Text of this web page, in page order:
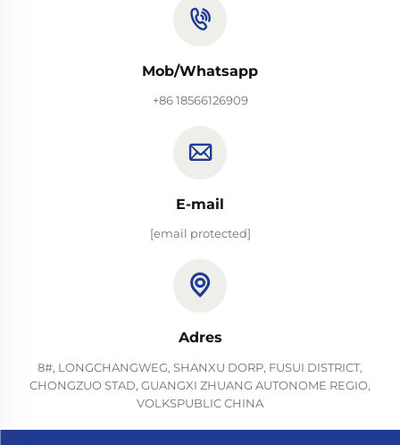
Mob/Whatsapp
+86 18566126909
E-mail
[email protected]
Adres
8#, LONGCHANGWEG, SHANXU DORP, FUSUI DISTRICT,
CHONGZUO STAD, GUANGXI ZHUANG AUTONOME REGIO,
VOLKSPUBLIC CHINA